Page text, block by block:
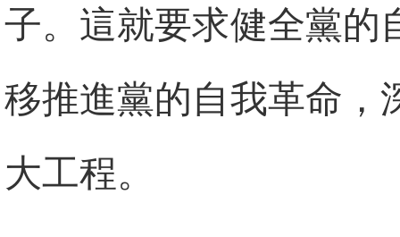
子。這就要求健全黨的
移推進黨的自我革命，
大工程。